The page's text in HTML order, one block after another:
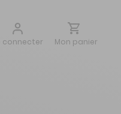
connecter Mon panier